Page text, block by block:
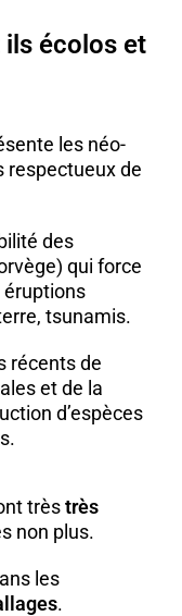
ils écolos et
les néo-
respectueux de
des
) qui force
éruptions
tsunamis.
récents de
et de la
d’espèces
trèstrès
non plus.
les
.